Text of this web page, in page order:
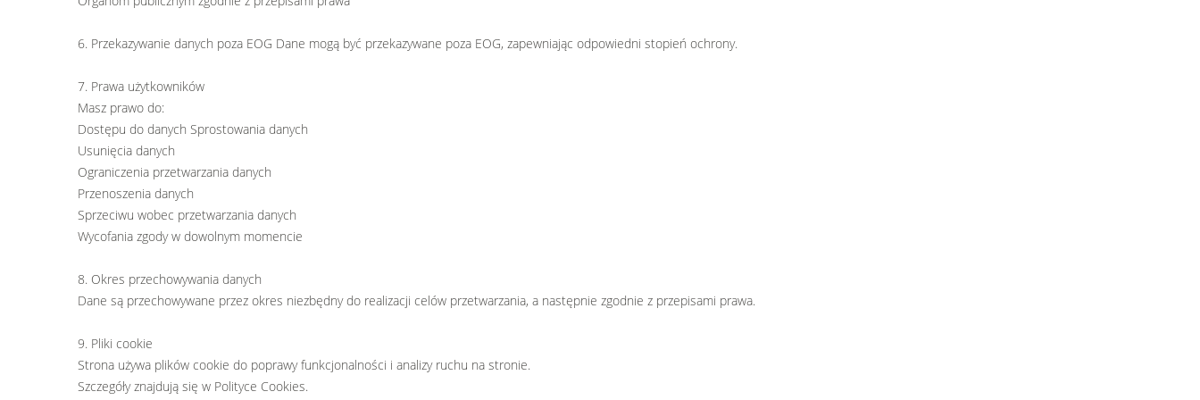
6. Przekazywanie danych poza EOG Dane mogą być przekazywane poza EOG, zapewniając odpowiedni stopień ochrony.
7. Prawa użytkowników
Masz prawo do:
Dostępu do danych Sprostowania danych
Usunięcia danych
Ograniczenia przetwarzania danych
Przenoszenia danych
Sprzeciwu wobec przetwarzania danych
Wycofania zgody w dowolnym momencie
8. Okres przechowywania danych
Dane są przechowywane przez okres niezbędny do realizacji celów przetwarzania, a następnie zgodnie z przepisami prawa.
9. Pliki cookie
Strona używa plików cookie do poprawy funkcjonalności i analizy ruchu na stronie.
Szczegóły znajdują się w Polityce Cookies.